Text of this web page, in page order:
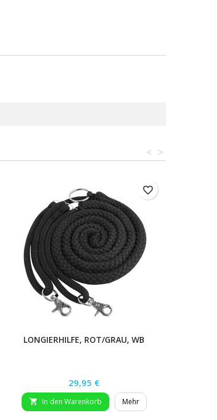
>
<
LONGIERHILFE, ROT/GRAU, WB
Preis
29,95 €
 In den Warenkorb Mehr
favorite_border